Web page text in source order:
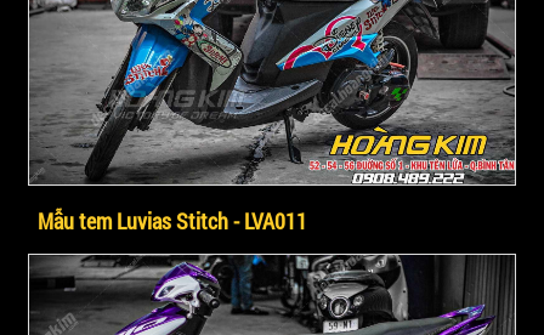
Mẫu tem Luvias Stitch - LVA011